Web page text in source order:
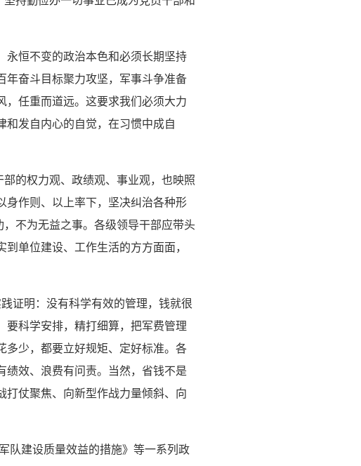
恒不变的政治本色和必须长期坚持
年奋斗目标聚力攻坚，军事斗争准备
任重而道远。这要求我们必须大力
发自内心的自觉，在习惯中成自
的权力观、政绩观、事业观，也映照
作则、以上率下，坚决纠治各种形
不为无益之事。各级领导干部应带头
单位建设、工作生活的方方面面，
证明：没有科学有效的管理，钱就很
科学安排，精打细算，把军费管理
少，都要立好规矩、定好标准。各
效、浪费有问责。当然，省钱不是
仗聚焦、向新型作战力量倾斜、向
队建设质量效益的措施》等一系列政